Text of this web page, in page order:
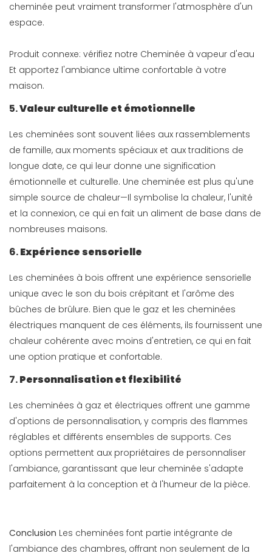
cheminée peut vraiment transformer l'atmosphère d'un
espace.
Produit connexe: vérifiez notre Cheminée à vapeur d'eau
Et apportez l'ambiance ultime confortable à votre
maison.
5.Valeur culturelle et émotionnelle
Les cheminées sont souvent liées aux rassemblements
de famille, aux moments spéciaux et aux traditions de
longue date, ce qui leur donne une signification
émotionnelle et culturelle. Une cheminée est plus qu'une
simple source de chaleur—Il symbolise la chaleur, l'unité
et la connexion, ce qui en fait un aliment de base dans de
nombreuses maisons.
6.Expérience sensorielle
Les cheminées à bois offrent une expérience sensorielle
unique avec le son du bois crépitant et l'arôme des
bûches de brûlure. Bien que le gaz et les cheminées
électriques manquent de ces éléments, ils fournissent une
chaleur cohérente avec moins d'entretien, ce qui en fait
une option pratique et confortable.
7.Personnalisation et flexibilité
Les cheminées à gaz et électriques offrent une gamme
d'options de personnalisation, y compris des flammes
réglables et différents ensembles de supports. Ces
options permettent aux propriétaires de personnaliser
l'ambiance, garantissant que leur cheminée s'adapte
parfaitement à la conception et à l'humeur de la pièce.
Conclusion Les cheminées font partie intégrante de
l'ambiance des chambres, offrant non seulement de la